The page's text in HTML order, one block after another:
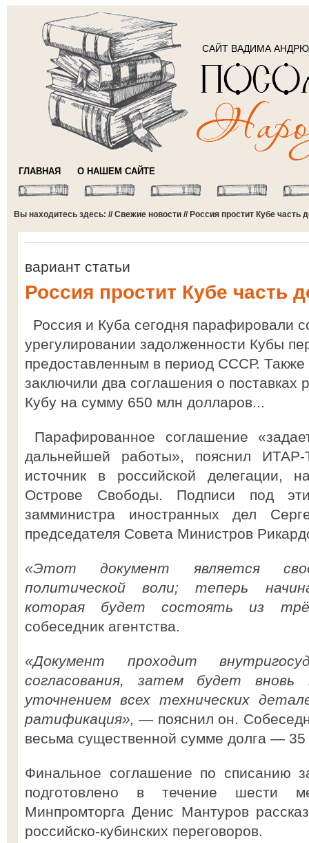
САЙТ ВАДИМА
ГЛАВНАЯ О НАШЕМ САЙТЕ
Вы находитесь здесь: //Свежие новости // Россия простит Кубе часть
вариант статьи
Россия простит Кубе часть
Россия и Куба сегодня парафировали
урегулировании задолженности Кубы
предоставленным в период СССР. Также
заключили два соглашения о поставках
Кубу на сумму 650 млн долларов...
Парафированное соглашение
дальнейшей работы», пояснил ИТАР-
источник в российской делегации,
Острове Свободы. Подписи под
замминистра иностранных дел
председателя Совета Министров
«Этот документ является
политической воли; теперь
которая будет состоять из
собеседник агентства.
«Документ проходит
согласования, затем будет вновь
уточнением всех технических
ратификация»,— пояснил он.
весьма существенной сумме долга —
Финальное соглашение по списанию
подготовлено в течение шести
Минпромторга Денис Мантуров
российско-кубинских переговоров.